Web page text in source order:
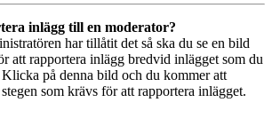
inlägg till en moderator?
har tillåtit det så ska du se en bild
att rapportera inlägg bredvid inlägget som du
på denna bild och du kommer att
som krävs för att rapportera inlägget.